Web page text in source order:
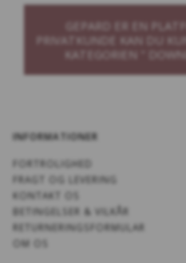
GEPARD ER EN
PRIVATKUNDE KAN DU
KATEGORIEN "
INFORMATIONER
FORTROLIGHED
FRAGT OG LEVERING
KONTAKT OS
BETINGELSER & VILKÅR
RETURNERINGSFORMULAR
OM OS